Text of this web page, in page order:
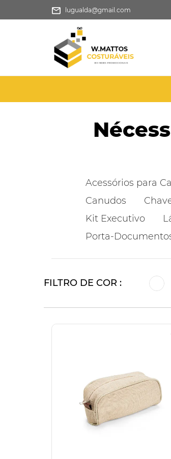
lugualda@gmail.com
Acessórios para
Canudos
Kit Executivo
Porta-
FILTRO DE COR :